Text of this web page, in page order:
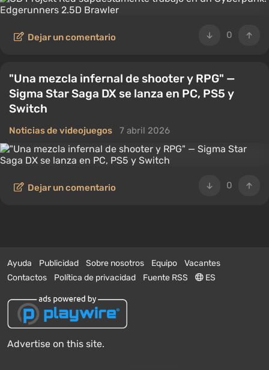
0
Dejar un comentario
"Una mezcla infernal de shooter y RPG" —
Sigma Star Saga DX se lanza en PC, PS5 y
Switch
Noticias de videojuegos 7 abril 2026
0
Dejar un comentario
Ayuda Publicidad Sobre nosotros Equipo
Vacantes
Contactos
Política de privacidad Fuente RSS ES
Advertise on this site.